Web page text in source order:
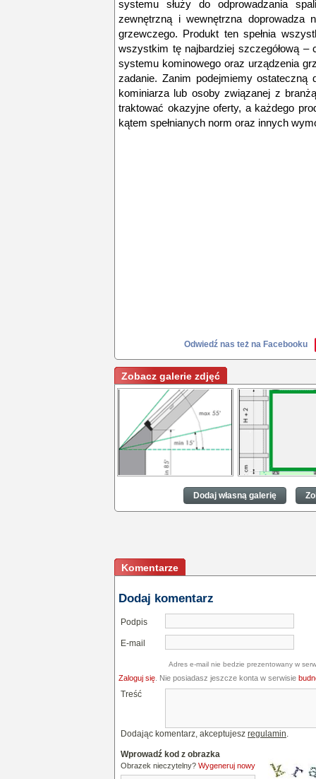
systemu służy do odprowadzania
zewnętrzną i wewnętrzna doprowadza
grzewczego. Produkt ten spełnia
wszystkim tę najbardziej szczegółową –
systemu kominowego oraz urządzenia
zadanie. Zanim podejmiemy
kominiarza lub osoby związanej z
traktować okazyjne oferty, a każdego
kątem spełnianych norm oraz innych
Odwiedź nas też na Facebooku
Zobacz galerie zdjęć
Dodaj własną galerię
Komentarze
Dodaj komentarz
Podpis
E-mail
Adres e-mail nie bedzie prezentowany w
Zaloguj się . Nie posiadasz jeszcze konta w serwisie
Treść
Dodając komentarz, akceptujesz regulamin.
Wprowadź kod z obrazka
Obrazek nieczytelny? Wygeneruj nowy